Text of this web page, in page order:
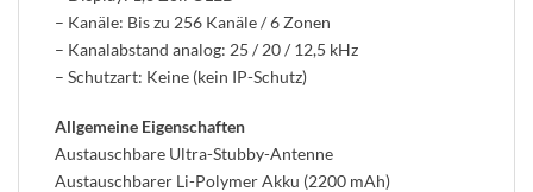
– Kanäle: Bis zu 256 Kanäle / 6 Zonen
– Kanalabstand analog: 25 / 20 / 12,5 kHz
– Schutzart: Keine (kein IP-Schutz)
Allgemeine Eigenschaften
Austauschbare Ultra-Stubby-Antenne
Austauschbarer Li-Polymer Akku (2200 mAh)